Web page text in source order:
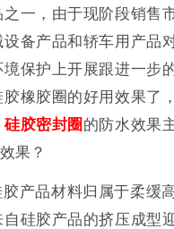
一，由于现阶段销售
备产品和轿车用产品
保护上开展跟进一步
橡胶圈的好用效果了
硅胶密封圈 的防水效果
果？
产品材料归属于柔缓
硅胶产品的挤压成型